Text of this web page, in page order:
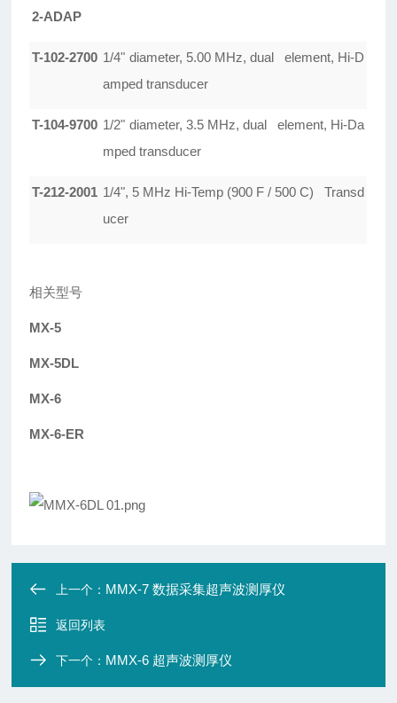
2-ADAP
T-102-2700 1/4" diameter, 5.00 MHz, dual element, Hi-D
amped transducer
T-104-9700 1/2" diameter, 3.5 MHz, dual element, Hi-Da
mped transducer
T-212-2001 1/4", 5 MHz Hi-Temp (900 F / 500 C) Transd
ucer
相关型号
MX-5
MX-5DL
MX-6
MX-6-ER
上一个： MMX-7 数据采集超声波测厚仪
返回列表
下一个： MMX-6 超声波测厚仪